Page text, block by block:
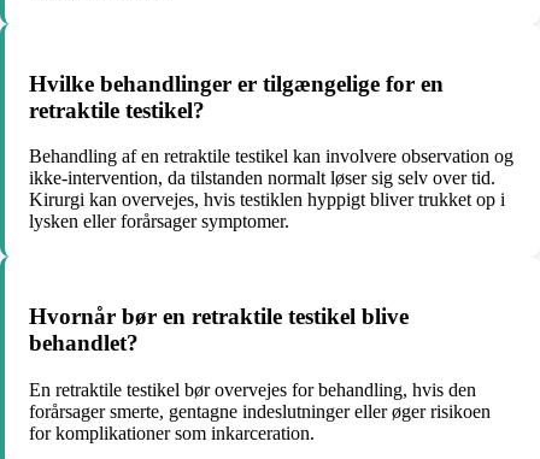
Hvilke behandlinger er tilgængelige for en
retraktile testikel?
Behandling af en retraktile testikel kan involvere observation og
ikke-intervention, da tilstanden normalt løser sig selv over tid.
Kirurgi kan overvejes, hvis testiklen hyppigt bliver trukket op i
lysken eller forårsager symptomer.
Hvornår bør en retraktile testikel blive
behandlet?
En retraktile testikel bør overvejes for behandling, hvis den
forårsager smerte, gentagne indeslutninger eller øger risikoen
for komplikationer som inkarceration.